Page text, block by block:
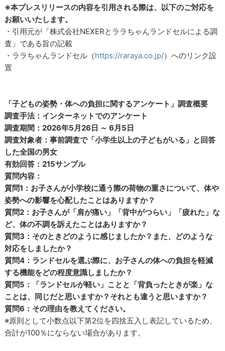
※本プレスリリースの内容を引用される際は、以下のご対応を
お願いいたします。
・引用元が「株式会社NEXERとララちゃんランドセルによる調
査」である旨の記載
・ララちゃんランドセル（https://raraya.co.jp/）へのリンク設
置
「子どもの姿勢・体への負担に関するアンケート」調査概要
調査手法：インターネットでのアンケート
調査期間：2026年5月26日 ～ 6月5日
調査対象者：事前調査で「小学生以上の子どもがいる」と回答
した全国の男女
有効回答：215サンプル
質問内容：
質問1：お子さんが小学校に通う際の荷物の重さについて、体や
姿勢への影響を心配したことはありますか？
質問2：お子さんが「肩が痛い」「背中がつらい」「疲れた」な
ど、体の不調を訴えたことはありますか？
質問3：そのときどのように感じましたか？また、どのような
対応をしましたか？
質問4：ランドセルを選ぶ際に、お子さんの体への負担を軽減
する機能をどの程度意識しましたか？
質問5：「ランドセルが軽い」ことと「背負ったときが楽」な
ことは、同じだと思いますか？それとも違うと思いますか？
質問6：その理由を教えてください。
※原則として小数点以下第2位を四捨五入し表記しているため、
合計が100％にならない場合があります。